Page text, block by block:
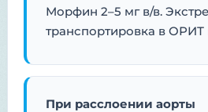
Морфин 2–5 мг в/в.
транспортировка в ОРИТ
При расслоении аорты